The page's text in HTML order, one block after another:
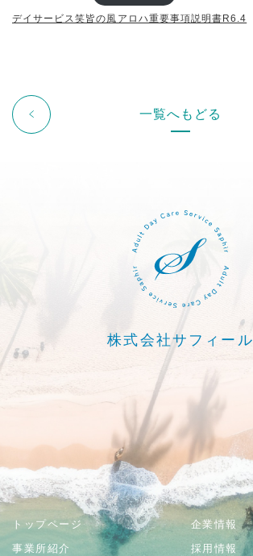
デイサービス笑皆の風アロハ重要事項説明書R6.4
一覧へもどる
株式会社サフィール
トップページ
事業所紹介
企業情報
採用情報